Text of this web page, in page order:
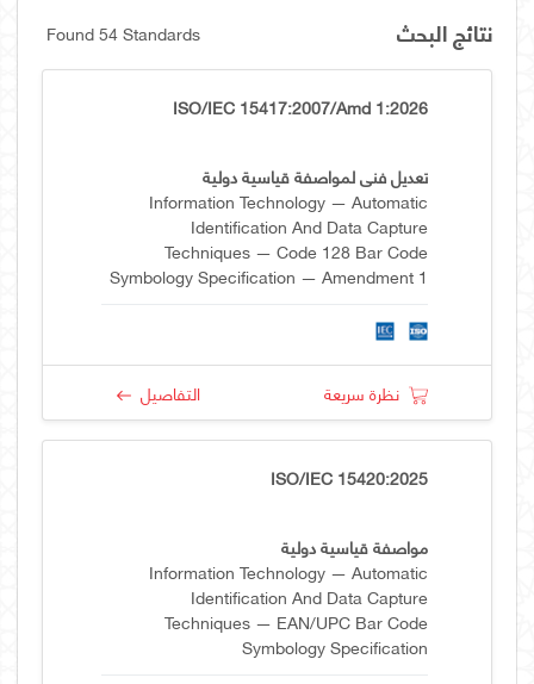
نتائج البحث Found 54 Standards
ISO/IEC 15417:2007/Amd 1:2026
تعديل فني لمواصفة قياسية دولية
Information Technology — Automatic
Identification And Data Capture
Techniques — Code 128 Bar Code
Symbology Specification — Amendment 1
نظرة سريعة التفاصيل
ISO/IEC 15420:2025
مواصفة قياسية دولية
Information Technology — Automatic
Identification And Data Capture
Techniques — EAN/UPC Bar Code
Symbology Specification